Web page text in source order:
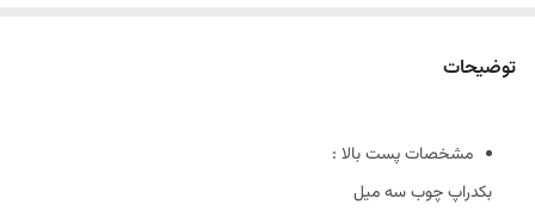
توضیحات
مشخصات پست بالا :
بکدراپ چوب سه میل